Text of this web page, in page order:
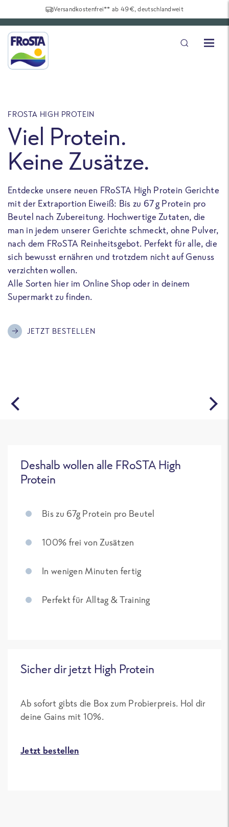
Versandkostenfrei** ab 49€, deutschlandweit
FROSTA HIGH PROTEIN
Viel Protein.
Keine Zusätze.
Entdecke unsere neuen FRoSTA High Protein Gerichte
mit der Extraportion Eiweiß: Bis zu 67 g Protein pro
Beutel nach Zubereitung. Hochwertige Zutaten, die
man in jedem unserer Gerichte schmeckt, ohne Pulver,
nach dem FRoSTA Reinheitsgebot. Perfekt für alle, die
sich bewusst ernähren und trotzdem nicht auf Genuss
verzichten wollen.
Alle Sorten hier im Online Shop oder in deinem
Supermarkt zu finden.
JETZT BESTELLEN
Deshalb wollen alle FRoSTA High
Protein
Bis zu 67g Protein pro Beutel
100% frei von Zusätzen
In wenigen Minuten fertig
Perfekt für Alltag & Training
Sicher dir jetzt High Protein
Ab sofort gibts die Box zum Probierpreis. Hol dir
deine Gains mit 10%.
Jetzt bestellen